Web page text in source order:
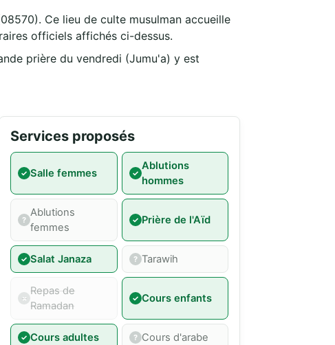
Ce lieu de culte musulman accueille
officiels affichés ci-dessus.
prière du vendredi (Jumu'a) y est
Services proposés
Salle femmes
Ablutions
hommes
Ablutions
femmes
Prière de l'Aïd
Salat Janaza Tarawih
Repas de
Ramadan
Cours enfants
Cours adultes Cours d'arabe